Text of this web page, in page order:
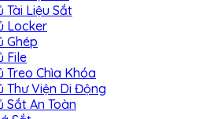
Tài Liệu Sắt
Locker
Ghép
File
Treo Chìa Khóa
Thư Viện Di Động
Sắt An Toàn